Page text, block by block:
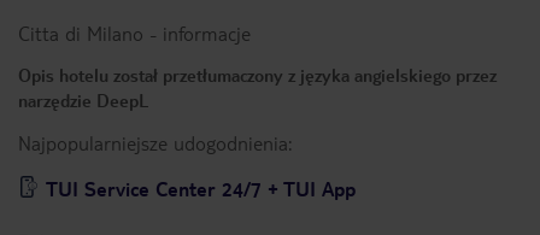
Citta di Milano - informacje
Opis hotelu został przetłumaczony z języka angielskiego przez
narzędzie DeepL
Najpopularniejsze udogodnienia:
TUI Service Center 24/7 + TUI App